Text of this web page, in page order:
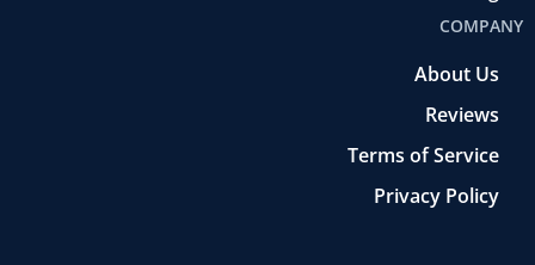
COMPANY
About Us
Reviews
Terms of Service
Privacy Policy